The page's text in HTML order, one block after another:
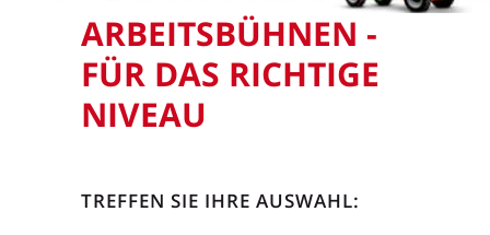
ARBEITSBÜHNEN -
FÜR DAS RICHTIGE
NIVEAU
TREFFEN SIE IHRE AUSWAHL: